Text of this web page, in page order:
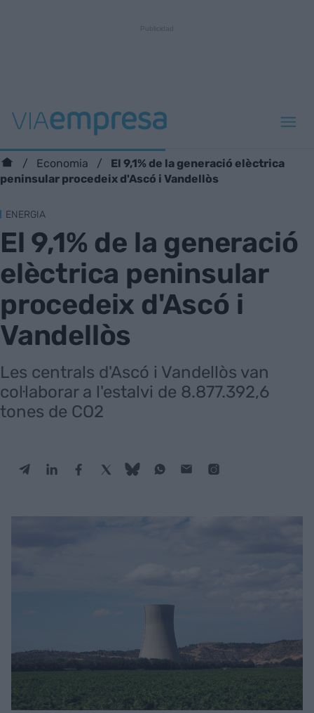
Economia
El 9,1% de la generació elèctrica
peninsular procedeix d'Ascó i Vandellòs
ENERGIA
El 9,1% de la generació
elèctrica peninsular
procedeix d'Ascó i
Vandellòs
Les centrals d'Ascó i Vandellòs van
col·laborar a l'estalvi de 8.877.392,6
tones de CO2